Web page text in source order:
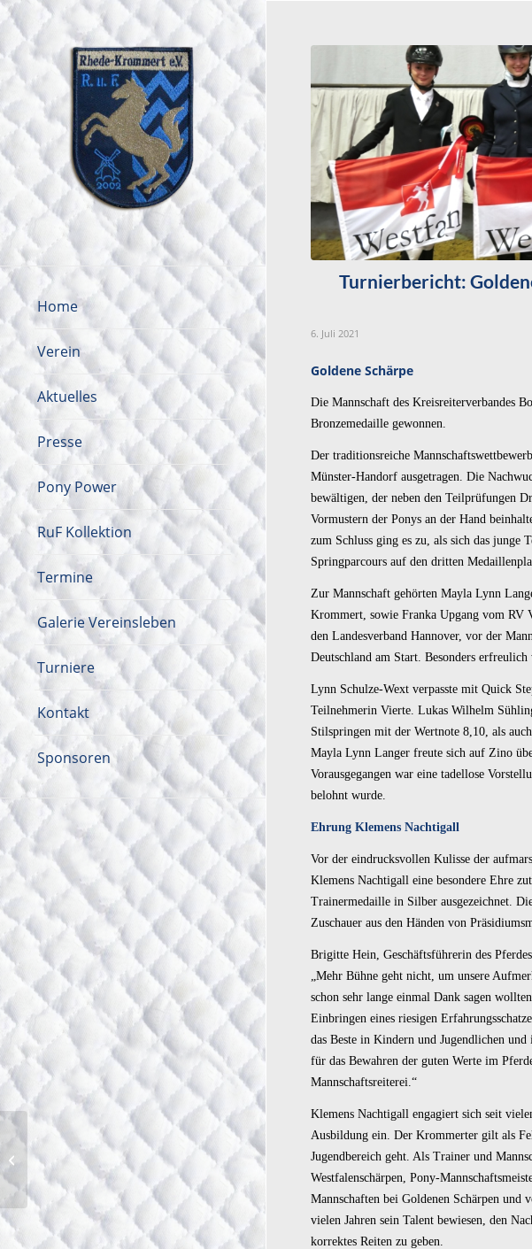
Home
Verein
Aktuelles
Presse
Pony Power
RuF Kollektion
Termine
Galerie Vereinsleben
Turniere
Kontakt
Sponsoren
Turnierbericht:
6. Juli 2021
Goldene Schärpe
Die Mannschaft des Kreisreiterverbandes
Bronzemedaille gewonnen.
Der traditionsreiche
Münster-Handorf ausgetragen. Die
bewältigen, der neben den Teilprüfungen
Vormustern der Ponys an der Hand
zum Schluss ging es zu, als sich das junge
Springparcours auf den dritten
Zur Mannschaft gehörten Mayla Lynn
Krommert, sowie Franka Upgang vom RV
den Landesverband Hannover, vor der
Deutschland am Start. Besonders
Lynn Schulze-Wext verpasste mit Quick
Teilnehmerin Vierte. Lukas Wilhelm
Stilspringen mit der Wertnote 8,10, als
Mayla Lynn Langer freute sich auf Zino
Vorausgegangen war eine tadellose
belohnt wurde.
Ehrung Klemens Nachtigall
Vor der eindrucksvollen Kulisse der
Klemens Nachtigall eine besondere Ehre
Trainermedaille in Silber ausgezeichnet.
Zuschauer aus den Händen von
Brigitte Hein, Geschäftsführerin des
„Mehr Bühne geht nicht, um unsere
schon sehr lange einmal Dank sagen
Einbringen eines riesigen
das Beste in Kindern und Jugendlichen
für das Bewahren der guten Werte im
Mannschaftsreiterei.“
Klemens Nachtigall engagiert sich seit
Ausbildung ein. Der Krommerter gilt als
Jugendbereich geht. Als Trainer und
Westfalenschärpen, Pony-
Mannschaften bei Goldenen Schärpen
vielen Jahren sein Talent bewiesen, den
korrektes Reiten zu geben.
Turnierbericht:
Deutsche
Jugendmeisterschaften
Vielseitigkeit Kreuth